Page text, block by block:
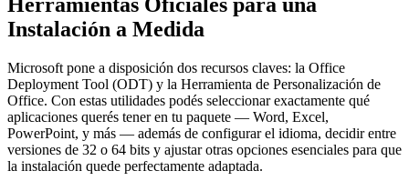
Instalación a Medida
Microsoft pone a disposición dos recursos claves: la Office
Deployment Tool (ODT) y la Herramienta de Personalización de
Office. Con estas utilidades podés seleccionar exactamente qué
aplicaciones querés tener en tu paquete — Word, Excel,
PowerPoint, y más — además de configurar el idioma, decidir entre
versiones de 32 o 64 bits y ajustar otras opciones esenciales para que
la instalación quede perfectamente adaptada.